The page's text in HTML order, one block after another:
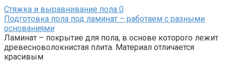
Стяжка и выравнивание пола 0
Подготовка пола под ламинат – работаем с разными
основаниями
Ламинат – покрытие для пола, в основе которого лежит
древесноволокнистая плита. Материал отличается
красивым